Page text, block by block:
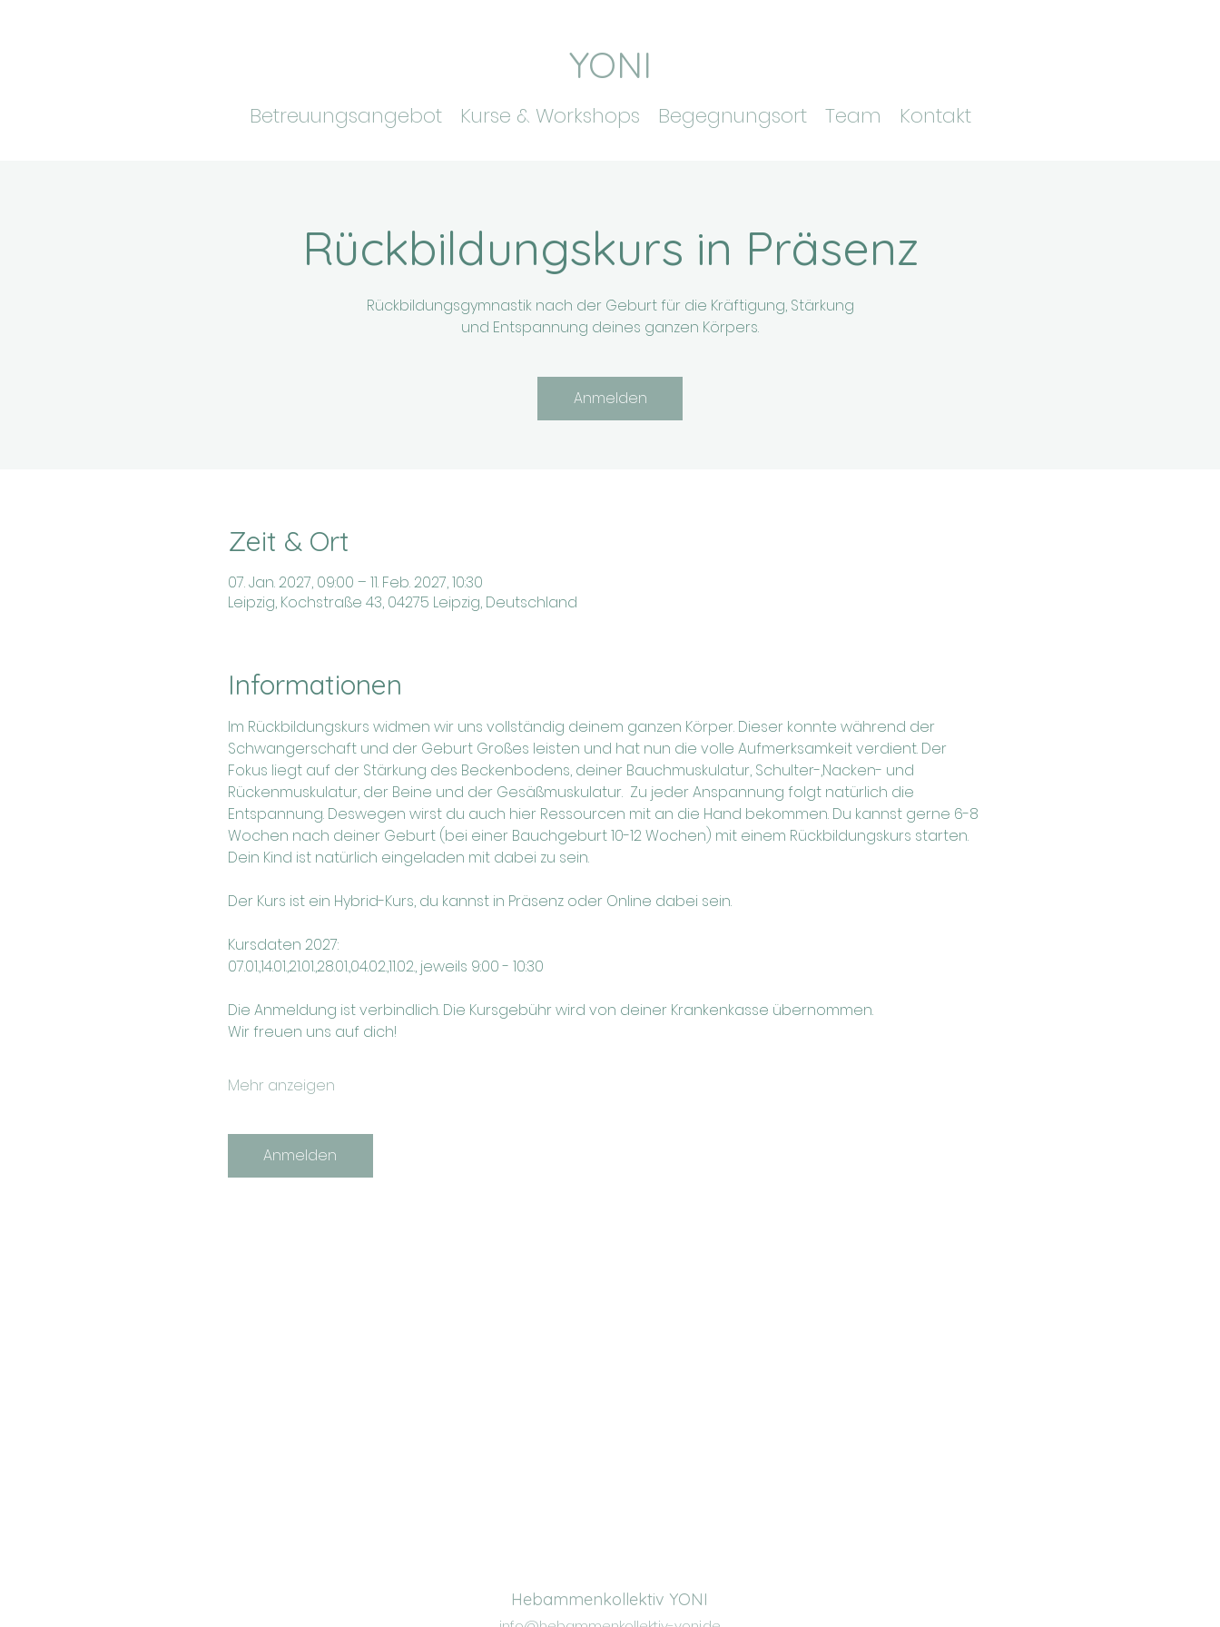
YONI
Betreuungsangebot Kurse & Workshops Begegnungsort Team Kontakt
Rückbildungskurs in Präsenz
Rückbildungsgymnastik nach der Geburt für die Kräftigung, Stärkung
und Entspannung deines ganzen Körpers.
Anmelden
Zeit & Ort
07. Jan. 2027, 09:00 – 11. Feb. 2027, 10:30
Leipzig, Kochstraße 43, 04275 Leipzig, Deutschland
Informationen
Im Rückbildungskurs widmen wir uns vollständig deinem ganzen Körper. Dieser konnte während der
Schwangerschaft und der Geburt Großes leisten und hat nun die volle Aufmerksamkeit verdient. Der
Fokus liegt auf der Stärkung des Beckenbodens, deiner Bauchmuskulatur, Schulter-,Nacken- und
Rückenmuskulatur, der Beine und der Gesäßmuskulatur.  Zu jeder Anspannung folgt natürlich die
Entspannung. Deswegen wirst du auch hier Ressourcen mit an die Hand bekommen. Du kannst gerne 6-8
Wochen nach deiner Geburt (bei einer Bauchgeburt 10-12 Wochen) mit einem Rückbildungskurs starten.
Dein Kind ist natürlich eingeladen mit dabei zu sein.
Der Kurs ist ein Hybrid-Kurs, du kannst in Präsenz oder Online dabei sein.
Kursdaten 2027:
07.01.,14.01.,21.01.,28.01.,04.02.,11.02., jeweils 9:00 - 10:30
Die Anmeldung ist verbindlich. Die Kursgebühr wird von deiner Krankenkasse übernommen.
Wir freuen uns auf dich!
Mehr anzeigen
Anmelden
Hebammenkollektiv YONI